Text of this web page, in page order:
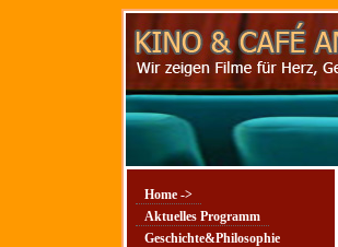
Home ->
Aktuelles Programm
Geschichte&Philosophie